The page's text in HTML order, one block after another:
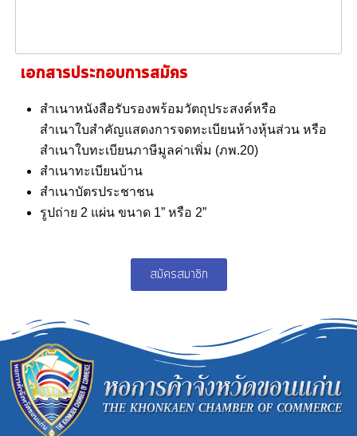
เอกสารประกอบการสมัคร
สำเนาหนังสือรับรองพร้อมวัตถุประสงค์หรือ
สำเนาใบสำคัญแสดงการจดทะเบียนห้างหุ้นส่วน หรือ
สำเนาใบทะเบียนภาษีมูลค่าเพิ่ม (ภพ.20)
สำเนาทะเบียนบ้าน
สำเนาบัตรประชาชน
รูปถ่าย 2 แผ่น ขนาด 1” หรือ 2”
สมัครสมาชิก